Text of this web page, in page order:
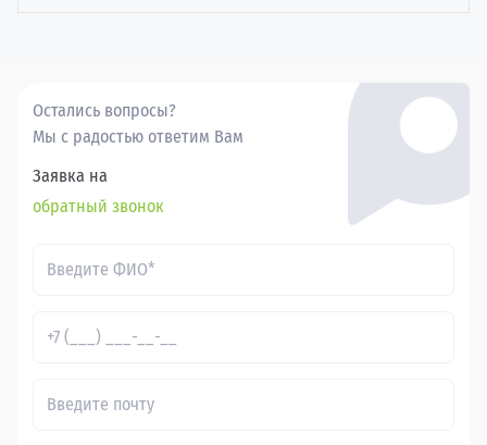
Остались вопросы?
Мы с радостью ответим Вам
Заявка на
обратный звонок